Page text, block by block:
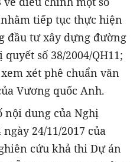
tiếp tục thực hiện
đầu tư xây dựng đường
số 38/2004/QH11;
xét phê chuẩn văn
Vương quốc Anh.
nội dung của Nghị
ngày 24/11/2017 của
cứu khả thi Dự án